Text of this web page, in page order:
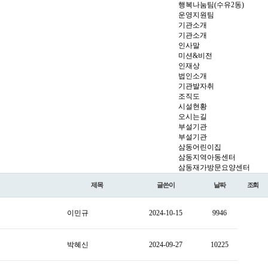
행복나눔팀(수유2동)
운영지원팀
기관소개
기관소개
인사말
미션&비전
인재상
법인소개
기관발자취
조직도
시설현황
오시는길
부설기관
부설기관
삼동어린이집
삼동지역아동센터
삼동재가방문요양센터
제목 글쓴이 날짜 조회
이민규 2024-10-15 9946
박혜신 2024-09-27 10225